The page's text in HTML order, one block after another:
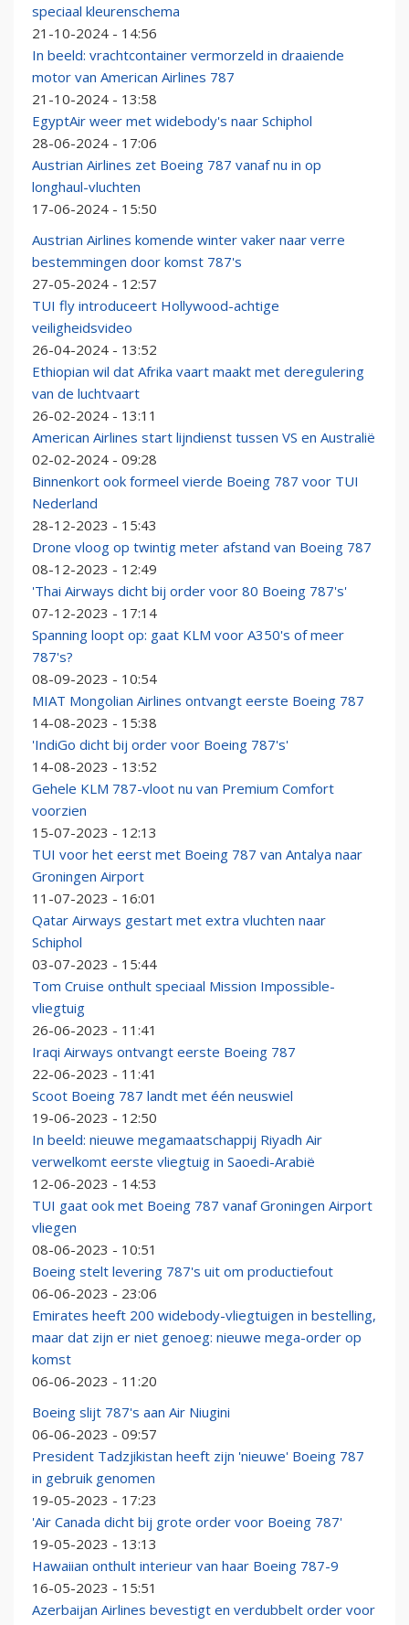
speciaal kleurenschema
21-10-2024 - 14:56
In beeld: vrachtcontainer vermorzeld in draaiende
motor van American Airlines 787
21-10-2024 - 13:58
EgyptAir weer met widebody's naar Schiphol
28-06-2024 - 17:06
Austrian Airlines zet Boeing 787 vanaf nu in op
longhaul-vluchten
17-06-2024 - 15:50
Austrian Airlines komende winter vaker naar verre
bestemmingen door komst 787's
27-05-2024 - 12:57
TUI fly introduceert Hollywood-achtige
veiligheidsvideo
26-04-2024 - 13:52
Ethiopian wil dat Afrika vaart maakt met deregulering
van de luchtvaart
26-02-2024 - 13:11
American Airlines start lijndienst tussen VS en Australië
02-02-2024 - 09:28
Binnenkort ook formeel vierde Boeing 787 voor TUI
Nederland
28-12-2023 - 15:43
Drone vloog op twintig meter afstand van Boeing 787
08-12-2023 - 12:49
'Thai Airways dicht bij order voor 80 Boeing 787's'
07-12-2023 - 17:14
Spanning loopt op: gaat KLM voor A350's of meer
787's?
08-09-2023 - 10:54
MIAT Mongolian Airlines ontvangt eerste Boeing 787
14-08-2023 - 15:38
'IndiGo dicht bij order voor Boeing 787's'
14-08-2023 - 13:52
Gehele KLM 787-vloot nu van Premium Comfort
voorzien
15-07-2023 - 12:13
TUI voor het eerst met Boeing 787 van Antalya naar
Groningen Airport
11-07-2023 - 16:01
Qatar Airways gestart met extra vluchten naar
Schiphol
03-07-2023 - 15:44
Tom Cruise onthult speciaal Mission Impossible-
vliegtuig
26-06-2023 - 11:41
Iraqi Airways ontvangt eerste Boeing 787
22-06-2023 - 11:41
Scoot Boeing 787 landt met één neuswiel
19-06-2023 - 12:50
In beeld: nieuwe megamaatschappij Riyadh Air
verwelkomt eerste vliegtuig in Saoedi-Arabië
12-06-2023 - 14:53
TUI gaat ook met Boeing 787 vanaf Groningen Airport
vliegen
08-06-2023 - 10:51
Boeing stelt levering 787's uit om productiefout
06-06-2023 - 23:06
Emirates heeft 200 widebody-vliegtuigen in bestelling,
maar dat zijn er niet genoeg: nieuwe mega-order op
komst
06-06-2023 - 11:20
Boeing slijt 787's aan Air Niugini
06-06-2023 - 09:57
President Tadzjikistan heeft zijn 'nieuwe' Boeing 787
in gebruik genomen
19-05-2023 - 17:23
'Air Canada dicht bij grote order voor Boeing 787'
19-05-2023 - 13:13
Hawaiian onthult interieur van haar Boeing 787-9
16-05-2023 - 15:51
Azerbaijan Airlines bevestigt en verdubbelt order voor